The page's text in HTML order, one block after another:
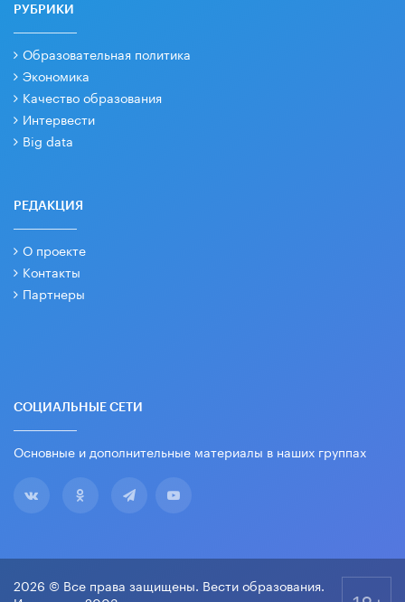
РУБРИКИ
Образовательная политика
Экономика
Качество образования
Интервести
Big data
РЕДАКЦИЯ
О проекте
Контакты
Партнеры
СОЦИАЛЬНЫЕ СЕТИ
Основные и дополнительные материалы в наших группах
2026 © Все права защищены. Вести образования.